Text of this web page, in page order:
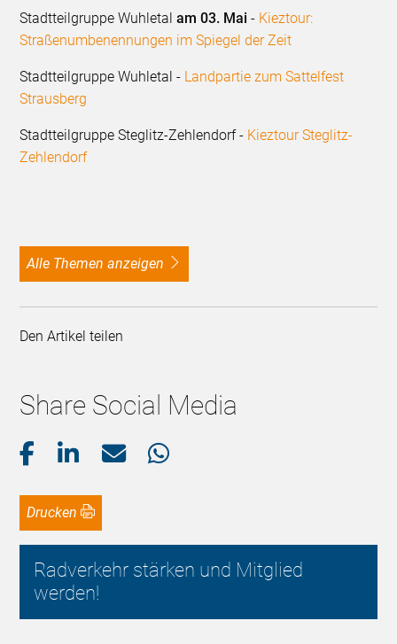
Stadtteilgruppe Wuhletalam 03. Mai- Kieztour:
Straßenumbenennungen im Spiegel der Zeit
Stadtteilgruppe Wuhletal - Landpartie zum Sattelfest
Strausberg
Stadtteilgruppe Steglitz-Zehlendorf - Kieztour Steglitz-
Zehlendorf
alle Themen anzeigen
Den Artikel teilen
Share Social Media
Drucken
Radverkehr stärken und Mitglied
werden!